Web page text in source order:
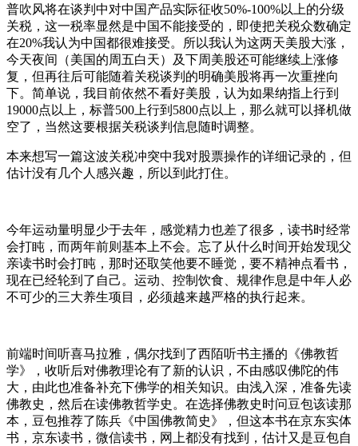
普吹风将在谈判中对中国产品实际征收50%-100%以上的分级
关税，这一税率显然是中国不能接受的，即使把关税众数确定
在20%我认为中国都很难接受。所以我认为这两天美股大涨，
今天夜间（美国的周五白天）及下周美股还可能继续上涨修
复，但再往后可能随着关税谈判的明确美股将再一次重挫向
下。简单说，我目前依然不看好美股，认为如果纳指上行到
19000点以上，标普500上行到5800点以上，那么就可以择机做
空了，当然这要根据关税谈判信息随时调整。
本来想写一篇这波关税冲突中我对股票操作的详细记录的，但
估计没有几个人感兴趣，所以到此打住。
今年运动量明显少于去年，感觉精力也差了很多，读书时经常
会打盹，而两年前则基本上不会。忘了从什么时间开始发现父
亲读书时会打盹，那时还取笑他要不睡觉，要不精神点看书，
现在已经轮到了自己。运动、控制饮食、规律作息是中年人必
不可少的三大养生项目，必须越来越严格的执行起来。
前端时间听喜马拉雅，偶尔找到了西陌听书主播的《佛教哲
学》，收听后对佛教理论有了新的认识，不由感叹佛陀的伟
大，由此也准备补充下佛学的相关知识。由浅入深，准备先读
佛教史，然后在读佛教哲学史。在选择佛教史时问豆包该读那
本，豆包推荐了陈兵《中国佛教简史》，但这本书在京东实体
书，京东读书，微信读书，网上都没有找到，估计又是豆包自